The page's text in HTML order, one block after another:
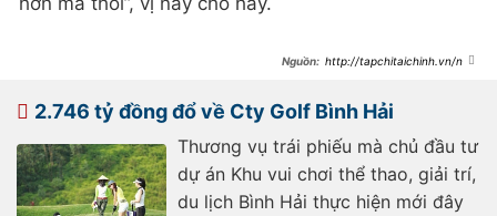
http://tapchitaichinh.vn/nga
2.746 tỷ đồng đổ về Cty Golf Bình Hải
Thương vụ trái phiếu mà chủ đầu tư
dự án Khu vui chơi thể thao, giải trí,
du lịch Bình Hải thực hiện mới đây